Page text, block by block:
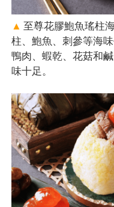
▲ 至尊花膠鮑魚瑤柱
柱、鮑魚、刺參等海
鴨肉、蝦乾、花菇和
味十足。